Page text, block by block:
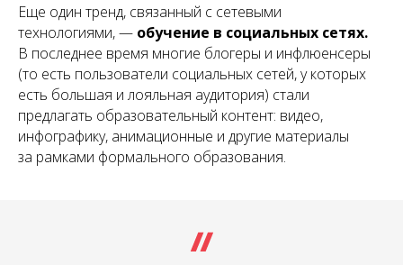
Еще один тренд, связанный с сетевыми
технологиями, — обучение в социальных сетях.
В последнее время многие блогеры и инфлюенсеры
(то есть пользователи социальных сетей, у которых
есть большая и лояльная аудитория) стали
предлагать образовательный контент: видео,
инфографику, анимационные и другие материалы
за рамками формального образования.